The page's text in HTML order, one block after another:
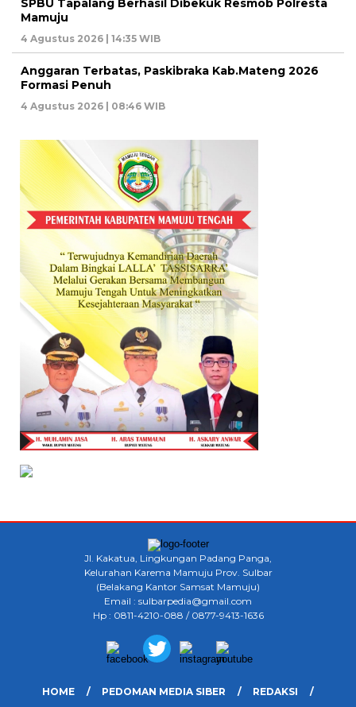
SPBU Tapalang Berhasil Dibekuk Resmob Polresta
Mamuju
4 Agustus 2026 | 14:35 WIB
Anggaran Terbatas, Paskibraka Kab.Mateng 2026
Formasi Penuh
4 Agustus 2026 | 08:46 WIB
Jl. Kakatua, Lingkungan Padang Panga,
Kelurahan Karema Mamuju Prov. Sulbar
(Belakang Kantor Samsat Mamuju)
Email : sulbarpedia@gmail.com
Hp : 0811-4210-088 / 0877-9413-1636
HOME PEDOMAN MEDIA SIBER REDAKSI